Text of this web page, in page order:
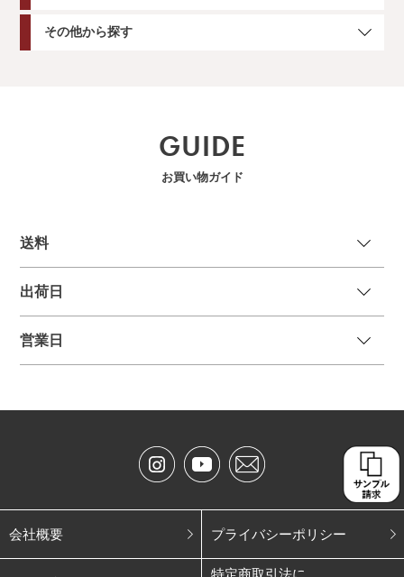
その他から探す
GUIDE
お買い物ガイド
送料
出荷日
営業日
会社概要 プライバシーポリシー